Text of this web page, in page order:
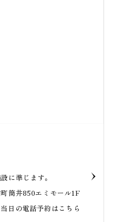
に準じます。
筒井850エミモール1F
日の電話予約はこちら